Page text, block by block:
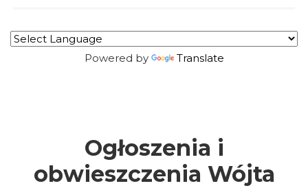
Powered by Translate
Ogłoszenia i
obwieszczenia Wójta